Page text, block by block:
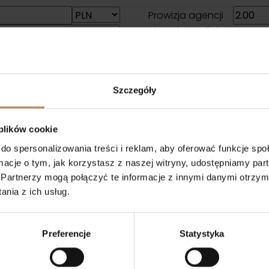
Szczegóły
cookie
spersonalizowania treści i reklam, aby oferować funkcje
o tym, jak korzystasz z naszej witryny, udostępniamy
mogą połączyć te informacje z innymi danymi
z ich usług.
Preferencje Statystyka
Prowizja agencji
nieruchomości:
nieruchomości:
Opłata sądowa:
Suma opłat
RAZEM (cena +
opłaty):
Popularne Lokalizacje
Nieruchomości Wrocław